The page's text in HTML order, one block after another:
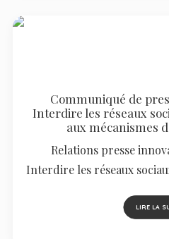
Communiqué de
Interdire les réseaux
aux mécanismes
Relations presse
Interdire les réseaux
LIRE LA